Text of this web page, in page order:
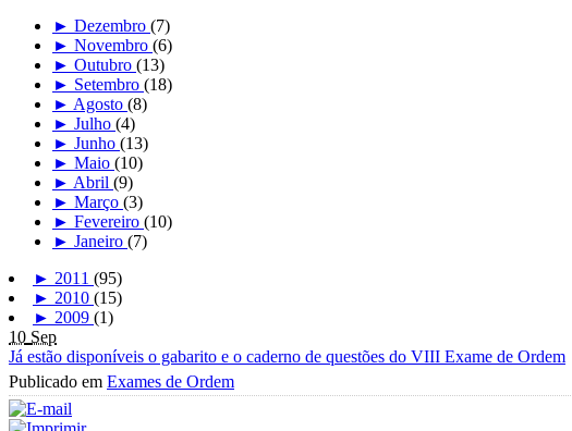
► Dezembro (7)
► Novembro (6)
► Outubro (13)
► Setembro (18)
► Agosto (8)
► Julho (4)
► Junho (13)
► Maio (10)
► Abril (9)
► Março (3)
► Fevereiro (10)
► Janeiro (7)
► 2011 (95)
► 2010 (15)
► 2009 (1)
10 Sep
Já estão disponíveis o gabarito e o caderno de questões do VIII Exame de Ordem
Publicado em Exames de Ordem